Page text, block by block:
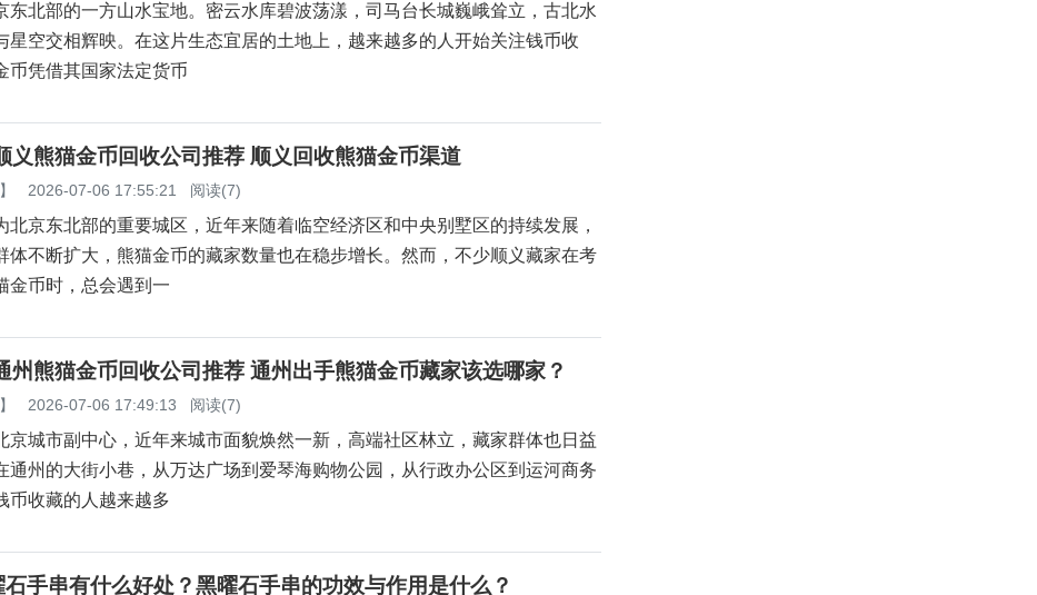
东北部的一方山水宝地。密云水库碧波荡漾，司马台长城巍峨耸立，古北水
星空交相辉映。在这片生态宜居的土地上，越来越多的人开始关注钱币收
币凭借其国家法定货币
义熊猫金币回收公司推荐 顺义回收熊猫金币渠道
】 2026-07-06 17:55:21 阅读(7)
北京东北部的重要城区，近年来随着临空经济区和中央别墅区的持续发展，
体不断扩大，熊猫金币的藏家数量也在稳步增长。然而，不少顺义藏家在考
金币时，总会遇到一
州熊猫金币回收公司推荐 通州出手熊猫金币藏家该选哪家？
】 2026-07-06 17:49:13 阅读(7)
京城市副中心，近年来城市面貌焕然一新，高端社区林立，藏家群体也日益
通州的大街小巷，从万达广场到爱琴海购物公园，从行政办公区到运河商务
币收藏的人越来越多
手串有什么好处？黑曜石手串的功效与作用是什么？